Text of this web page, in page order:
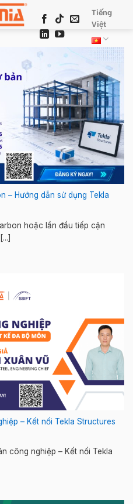
Tiếng
Việt
– Hướng dẫn sử dụng Tekla
hoặc lần đầu tiếp cận
– Kết nối Tekla Structures
công nghiệp – Kết nối Tekla